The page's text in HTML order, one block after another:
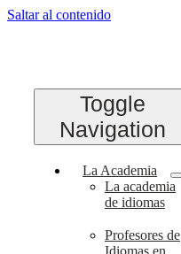
Saltar al contenido
Toggle
Navigation
La Academia
La academia
de idiomas
Profesores de
Idiomas en